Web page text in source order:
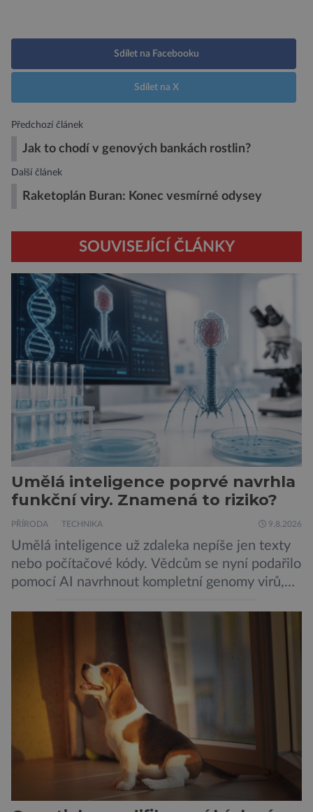
Sdílet na Facebooku
Sdílet na X
Předchozí článek
Jak to chodí v genových bankách rostlin?
Další článek
Raketoplán Buran: Konec vesmírné odysey
SOUVISEJÍCÍ ČLÁNKY
Umělá inteligence poprvé navrhla
funkční viry. Znamená to riziko?
PŘÍRODA TECHNIKA 9.8.2026
Umělá inteligence už zdaleka nepíše jen texty
nebo počítačové kódy. Vědcům se nyní podařilo
pomocí AI navrhnout kompletní genomy virů,
Takový postup není samoúčelný, protože by
mohl pomoci v boji proti bakteriím odolným
otázky biologické bezpečnosti. Výzkumníci ze
Stanfordovy univerzity a Arc Institute […]